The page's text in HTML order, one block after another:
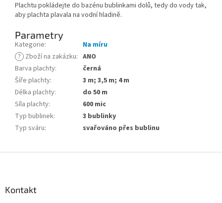
Plachtu pokládejte do bazénu bublinkami dolů, tedy do vody tak,
aby plachta plavala na vodní hladině.
Parametry
Kategorie:
Na míru
? Zboží na zakázku: ANO
Barva plachty:
černá
Šíře plachty:
3 m; 3,5 m; 4 m
Délka plachty:
do 50 m
Síla plachty:
600 mic
Typ bublinek:
3 bublinky
Typ sváru: svařováno přes bublinu
Kontakt